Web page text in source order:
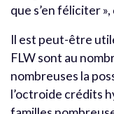
que s’en féliciter
Il est peut-être
FLW sont au
nombreuses la
l’octroide crédits